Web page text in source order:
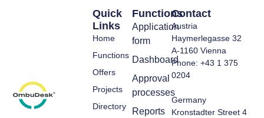
Functions
Application
form
Dashboard
Approval
processes
Reports
Quick
Links
Home
Functions
Offers
Projects
Directory
Contact
Austria
Haymerlegasse 32
A-1160 Vienna
Phone: +43 1 375
0204
Germany
Kronstadter Street 4